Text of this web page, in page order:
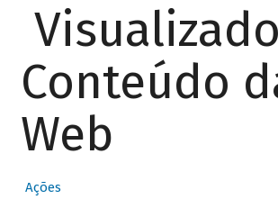
Conteúdo
Web
Ações